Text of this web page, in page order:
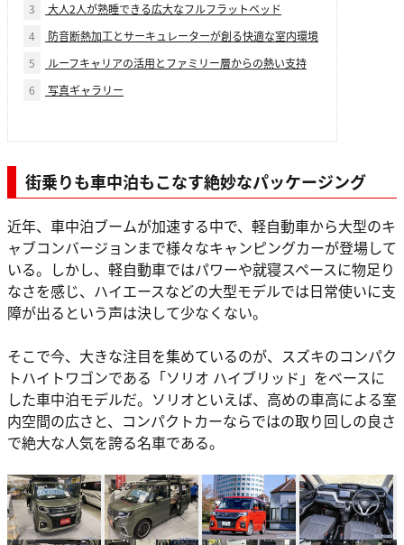
3
大人2人が熟睡できる広大なフルフラットベッド
4
防音断熱加工とサーキュレーターが創る快適な室内環境
5
ルーフキャリアの活用とファミリー層からの熱い支持
6
写真ギャラリー
街乗りも車中泊もこなす絶妙なパッケージング
近年、車中泊ブームが加速する中で、軽自動車から大型のキ
ャブコンバージョンまで様々なキャンピングカーが登場して
いる。しかし、軽自動車ではパワーや就寝スペースに物足り
なさを感じ、ハイエースなどの大型モデルでは日常使いに支
障が出るという声は決して少なくない。
そこで今、大きな注目を集めているのが、スズキのコンパク
トハイトワゴンである「ソリオ ハイブリッド」をベースに
した車中泊モデルだ。ソリオといえば、高めの車高による室
内空間の広さと、コンパクトカーならではの取り回しの良さ
で絶大な人気を誇る名車である。